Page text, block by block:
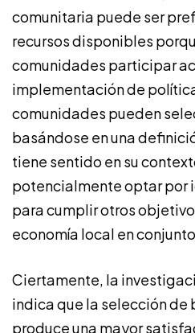
comunitaria puede ser
recursos disponibles
comunidades participar
implementación de
comunidades pueden
basándose en una
tiene sentido en su
potencialmente optar por
para cumplir otros
economía local en
Ciertamente, la
indica que la selección de
produce una mayor